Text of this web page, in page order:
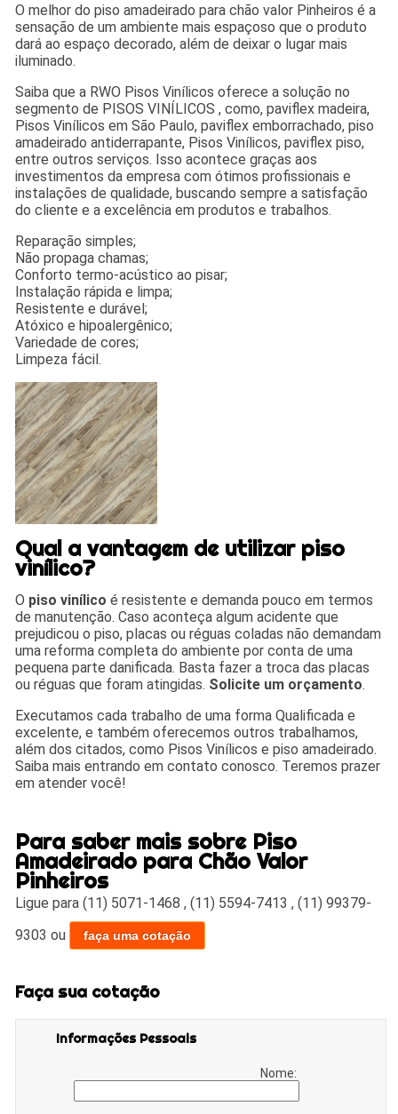
O melhor do piso amadeirado para chão valor Pinheiros é a
sensação de um ambiente mais espaçoso que o produto
dará ao espaço decorado, além de deixar o lugar mais
iluminado.
Saiba que a RWO Pisos Vinílicos oferece a solução no
segmento de PISOS VINÍLICOS , como, paviflex madeira,
Pisos Vinílicos em São Paulo, paviflex emborrachado, piso
amadeirado antiderrapante, Pisos Vinílicos, paviflex piso,
entre outros serviços. Isso acontece graças aos
investimentos da empresa com ótimos profissionais e
instalações de qualidade, buscando sempre a satisfação
do cliente e a excelência em produtos e trabalhos.
Reparação simples;
Não propaga chamas;
Conforto termo-acústico ao pisar;
Instalação rápida e limpa;
Resistente e durável;
Atóxico e hipoalergênico;
Variedade de cores;
Limpeza fácil.
Qual a vantagem de utilizar piso
vinílico?
O piso vinílico é resistente e demanda pouco em termos
de manutenção. Caso aconteça algum acidente que
prejudicou o piso, placas ou réguas coladas não demandam
uma reforma completa do ambiente por conta de uma
pequena parte danificada. Basta fazer a troca das placas
ou réguas que foram atingidas. Solicite um orçamento.
Executamos cada trabalho de uma forma Qualificada e
excelente, e também oferecemos outros trabalhamos,
além dos citados, como Pisos Vinílicos e piso amadeirado.
Saiba mais entrando em contato conosco. Teremos prazer
em atender você!
Para saber mais sobre Piso
Amadeirado para Chão Valor
Pinheiros
Ligue para(11) 5071-1468 ,(11) 5594-7413 ,(11) 99379-
9303 ou faça uma cotação
Faça sua cotação
Informações Pessoais
Nome: